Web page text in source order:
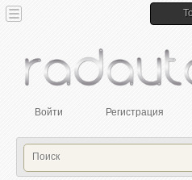
Войти Регистрация